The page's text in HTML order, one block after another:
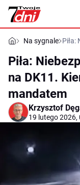
Na sygnale
Piła:
na DK11.
mandatem
Krzysztof
19 lutego 2026,